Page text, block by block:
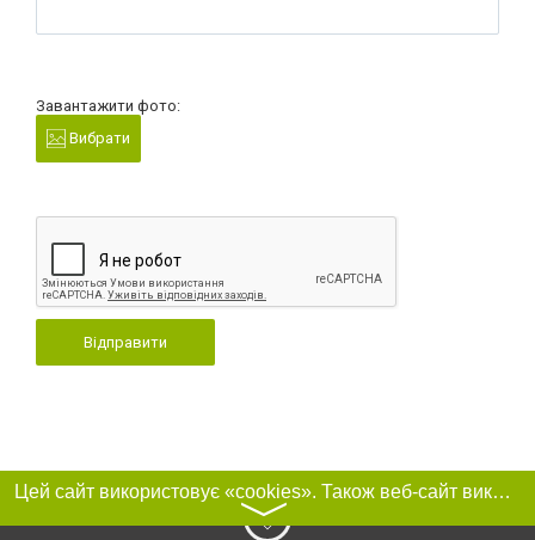
Завантажити фото:
Вибрати
Відправити
Цей сайт використовує «cookies». Також веб-сайт використовує інтернет-сервіс для збору технічних даних стосовно відвідувачів з метою отримання маркетингової та статистичної інформації. Умови обробки даних відвідувачів сайту див.
〉